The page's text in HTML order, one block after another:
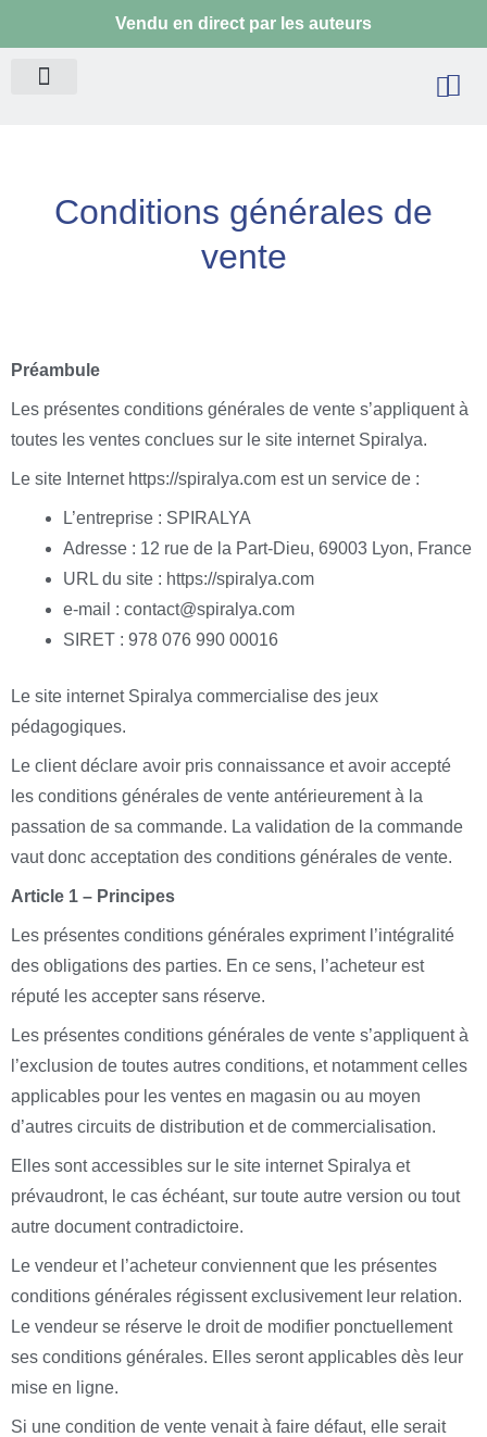
au
contenu
Vendu en direct par les auteurs
Conditions générales de
vente
Préambule
Les présentes conditions générales de vente s’appliquent à
toutes les ventes conclues sur le site internet Spiralya.
Le site Internet https://spiralya.com est un service de :
L’entreprise : SPIRALYA
Adresse : 12 rue de la Part-Dieu, 69003 Lyon, France
URL du site : https://spiralya.com
e-mail : contact@spiralya.com
SIRET : 978 076 990 00016
Le site internet Spiralya commercialise des jeux
pédagogiques.
Le client déclare avoir pris connaissance et avoir accepté
les conditions générales de vente antérieurement à la
passation de sa commande. La validation de la commande
vaut donc acceptation des conditions générales de vente.
Article 1 – Principes
Les présentes conditions générales expriment l’intégralité
des obligations des parties. En ce sens, l’acheteur est
réputé les accepter sans réserve.
Les présentes conditions générales de vente s’appliquent à
l’exclusion de toutes autres conditions, et notamment celles
applicables pour les ventes en magasin ou au moyen
d’autres circuits de distribution et de commercialisation.
Elles sont accessibles sur le site internet Spiralya et
prévaudront, le cas échéant, sur toute autre version ou tout
autre document contradictoire.
Le vendeur et l’acheteur conviennent que les présentes
conditions générales régissent exclusivement leur relation.
Le vendeur se réserve le droit de modifier ponctuellement
ses conditions générales. Elles seront applicables dès leur
mise en ligne.
Si une condition de vente venait à faire défaut, elle serait